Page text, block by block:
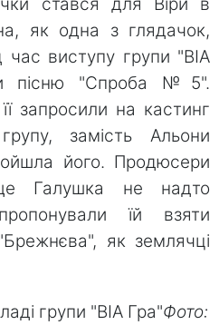
стався для Віри в
як одна з глядачок,
виступу групи "ВІА
пісню "Спроба №5".
запросили на кастинг
замість Альони
його. Продюсери
Галушка не надто
їй взяти
як землячці
Фото: